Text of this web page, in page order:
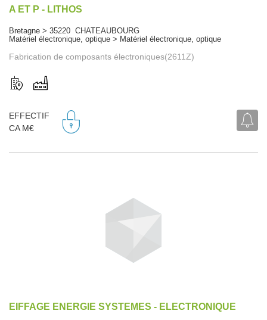
A ET P - LITHOS
Bretagne > 35220 CHATEAUBOURG
Matériel électronique, optique > Matériel électronique, optique
Fabrication de composants électroniques(2611Z)
EFFECTIF
CA M€
EIFFAGE ENERGIE SYSTEMES - ELECTRONIQUE